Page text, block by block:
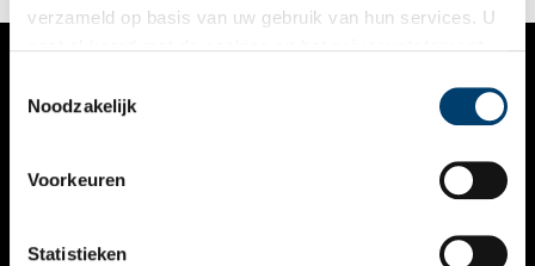
verzameld op basis van uw gebruik van hun services. U
Noodzakelijk
Voorkeuren
Statistieken
VERHALEN
KALENDER
THEMA’S